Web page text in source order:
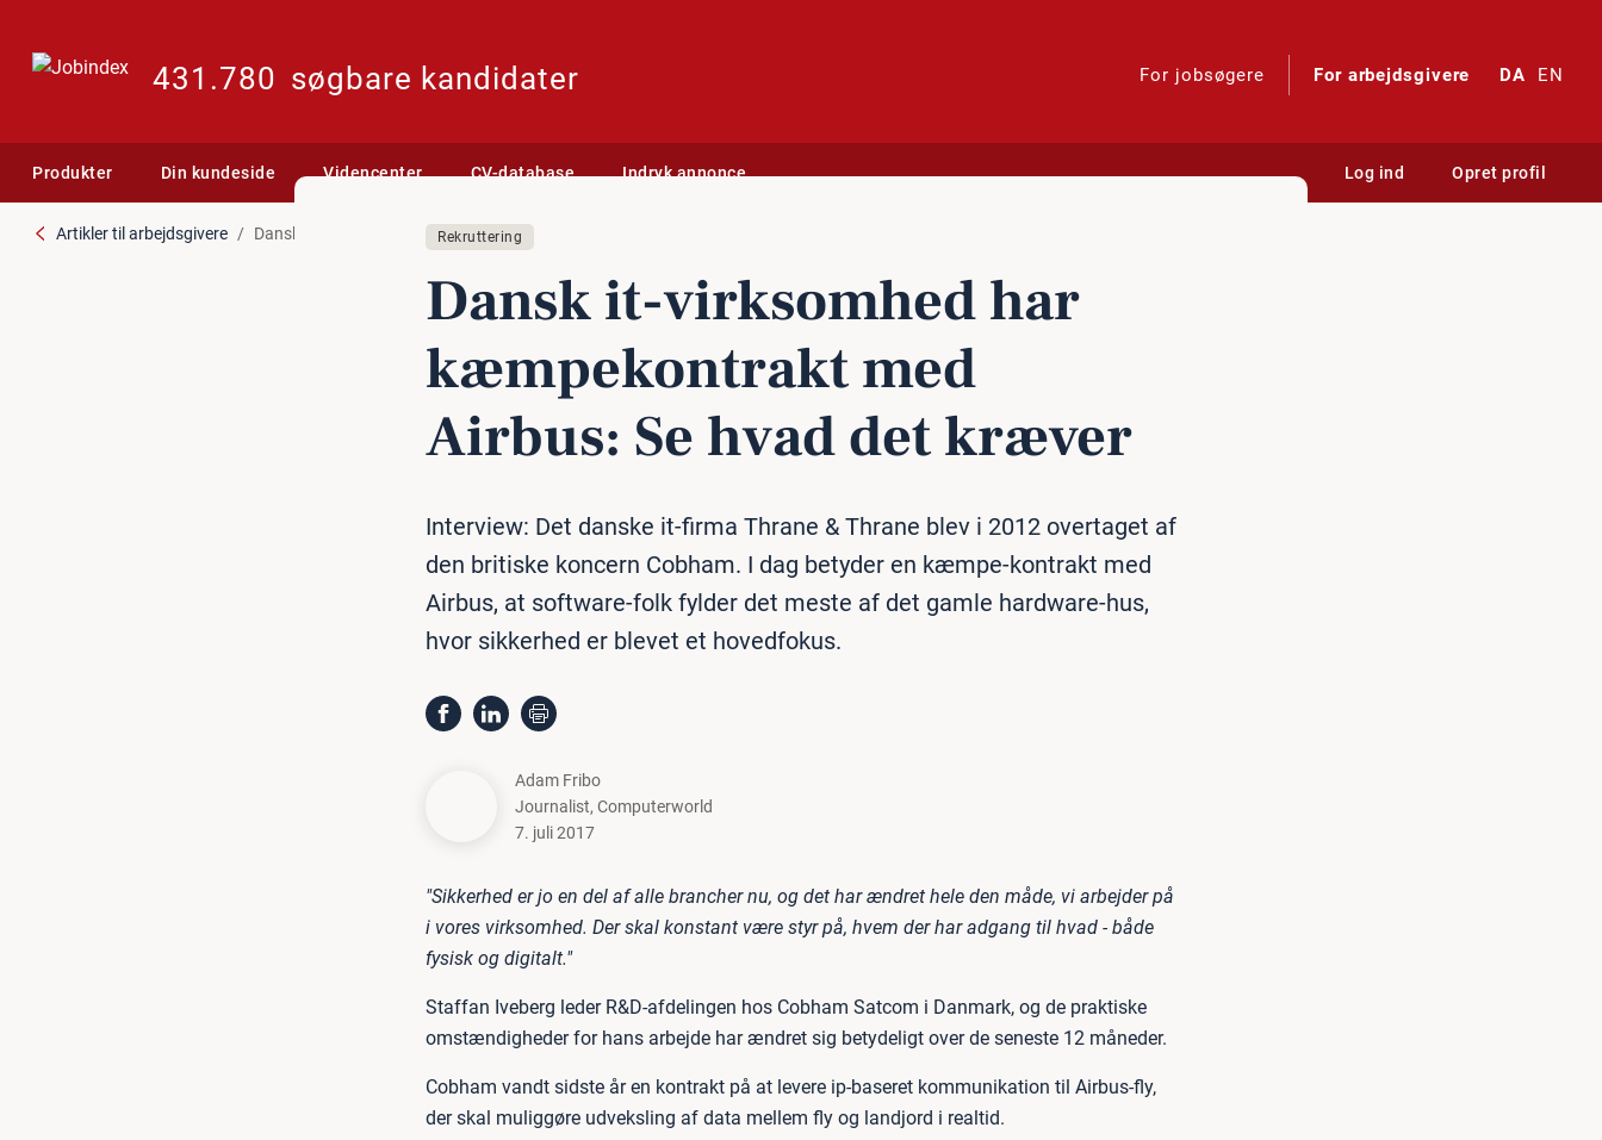
431.780 søgbare kandidater For jobsøgere For arbejdsgivere DA EN
Produkter Din kundeside Videncenter CV-database Indryk annonce Log ind Opret profil
Artikler til arbejdsgivere Dansk it-virksomhed har kæmpekontrakt med Airbus: Se hvad det kræver
Rekruttering
Dansk it-virk­som­hed har
kæm­pe­kon­trakt med
Airbus: Se hvad det kræver
Interview: Det danske it-firma Thrane & Thrane blev i 2012 overtaget af
den britiske koncern Cobham. I dag betyder en kæmpe-kontrakt med
Airbus, at software-folk fylder det meste af det gamle hardware-hus,
hvor sikkerhed er blevet et hovedfokus.
Adam Fribo
Journalist, Computerworld
7. juli 2017
"Sikkerhed er jo en del af alle brancher nu, og det har ændret hele den måde, vi arbejder på
i vores virksomhed. Der skal konstant være styr på, hvem der har adgang til hvad - både
fysisk og digitalt."
Staffan Iveberg leder R&D-afdelingen hos Cobham Satcom i Danmark, og de praktiske
omstændigheder for hans arbejde har ændret sig betydeligt over de seneste 12 måneder.
Cobham vandt sidste år en kontrakt på at levere ip-baseret kommunikation til Airbus-fly,
der skal muliggøre udveksling af data mellem fly og landjord i realtid.